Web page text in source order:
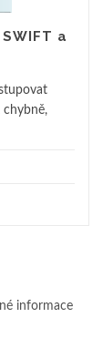
a
chybně,
informace